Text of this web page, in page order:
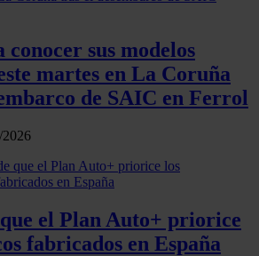
ofrecer funciones de redes
compartimos información sobre
web con nuestros partners de redes
y análisis web, quienes pueden
que les haya proporcionado o que
uso que haya hecho de sus servicios.
sus modelos
martes en La Coruña
de SAIC en Ferrol
2026
el Plan Auto+ priorice
fabricados en España